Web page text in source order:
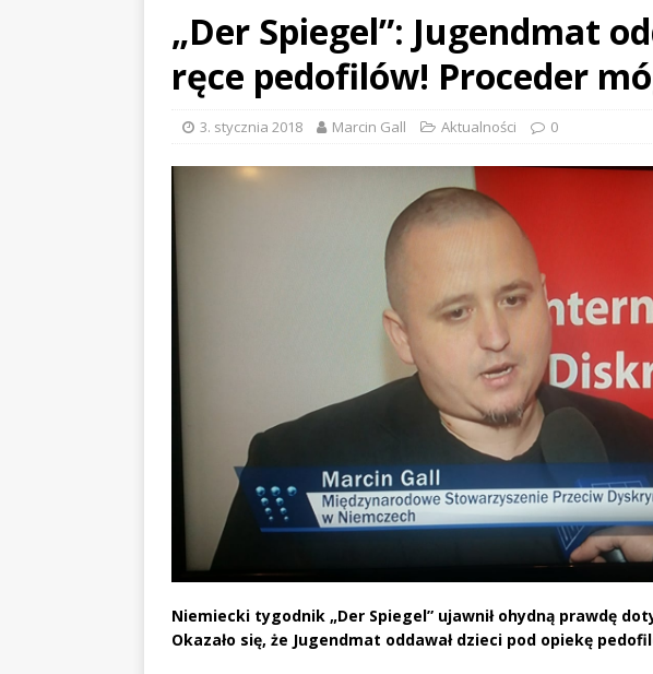
„Der Spiegel”: Jugendmat
ręce pedofilów! Proceder
3. stycznia 2018 Marcin Gall Aktualności 0
Niemiecki tygodnik „Der Spiegel” ujawnił ohydną prawdę
Okazało się, że Jugendmat oddawał dzieci pod opiekę